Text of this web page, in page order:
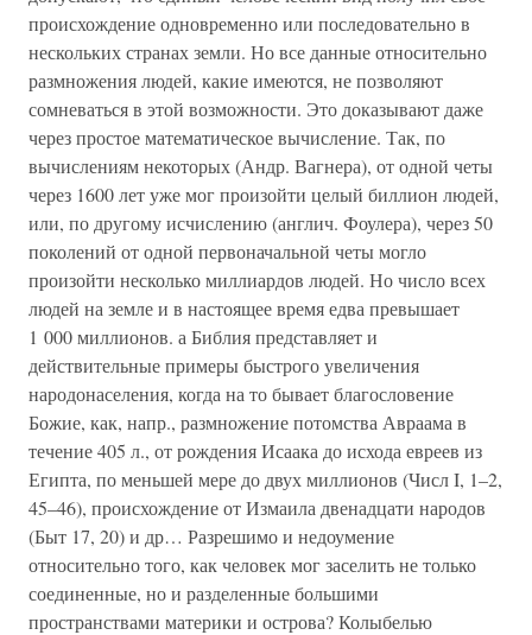
происхождение одновременно или последовательно в
нескольких странах земли. Но все данные относительно
размножения людей, какие имеются, не позволяют
сомневаться в этой возможности. Это доказывают даже
через простое математическое вычисление. Так, по
вычислениям некоторых (Андр. Вагнера), от одной четы
через 1600 лет уже мог произойти целый биллион людей,
или, по другому исчислению (англич. Фоулера), через 50
поколений от одной первоначальной четы могло
произойти несколько миллиардов людей. Но число всех
людей на земле и в настоящее время едва превышает
1 000 миллионов. а Библия представляет и
действительные примеры быстрого увеличения
народонаселения, когда на то бывает благословение
Божие, как, напр., размножение потомства Авраама в
течение 405 л., от рождения Исаака до исхода евреев из
Египта, по меньшей мере до двух миллионов (Числ I, 1–2,
45–46), происхождение от Измаила двенадцати народов
(Быт 17, 20) и др… Разрешимо и недоумение
относительно того, как человек мог заселить не только
соединенные, но и разделенные большими
пространствами материки и острова? Колыбелью